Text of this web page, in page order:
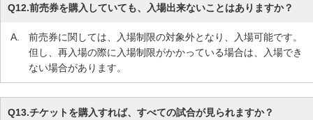
Q12.前売券を購入していても、入場出来ないことはありますか？
A.
前売券に関しては、入場制限の対象外となり、入場可能です。
但し、再入場の際に入場制限がかかっている場合は、入場でき
ない場合があります。
Q13.チケットを購入すれば、すべての試合が見られますか？